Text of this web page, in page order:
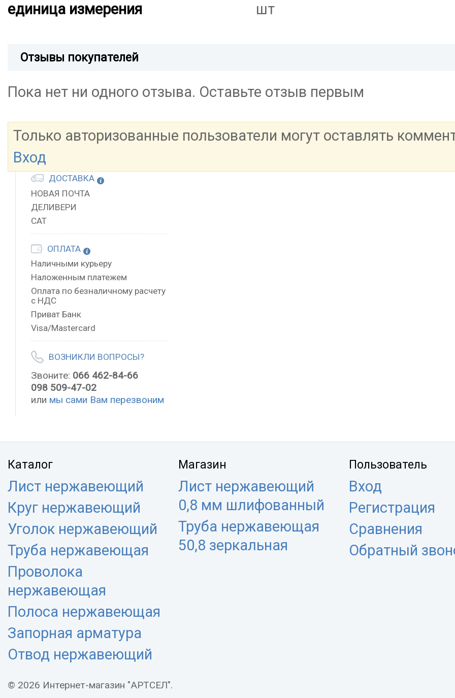
единица измерения шт
Отзывы покупателей
Пока нет ни одного отзыва. Оставьте отзыв первым
Только авторизованные пользователи могут оставлять
Вход
ДОСТАВКА
НОВАЯ ПОЧТА
ДЕЛИВЕРИ
САТ
ОПЛАТА
Наличными курьеру
Наложенным платежем
Оплата по безналичному расчету
с НДС
Приват Банк
Visa/Mastercard
ВОЗНИКЛИ ВОПРОСЫ?
Звоните: 066 462-84-66
098 509-47-02
или мы сами Вам перезвоним
Каталог
Лист нержавеющий
Круг нержавеющий
Уголок нержавеющий
Труба нержавеющая
Проволока
нержавеющая
Полоса нержавеющая
Запорная арматура
Отвод нержавеющий
Магазин
Лист нержавеющий
0,8 мм шлифованный
Труба нержавеющая
50,8 зеркальная
Пользователь
Вход
Регистрация
Сравнения
Обратный
© 2026 Интернет-магазин "АРТСЕЛ".